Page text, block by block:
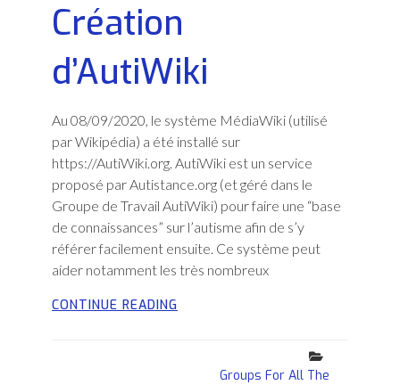
Création
d’AutiWiki
Au 08/09/2020, le système MédiaWiki (utilisé
par Wikipédia) a été installé sur
https://AutiWiki.org. AutiWiki est un service
proposé par Autistance.org (et géré dans le
Groupe de Travail AutiWiki) pour faire une “base
de connaissances” sur l’autisme afin de s’y
référer facilement ensuite. Ce système peut
aider notamment les très nombreux
CONTINUE READING
Groups For All The